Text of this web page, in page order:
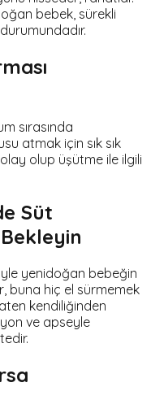
bebek, sürekli
sırasında
atmak için sık sık
olup üşütme ile ilgili
Süt
yenidoğan bebeğin
buna hiç el sürmemek
kendiliğinden
ve apseyle